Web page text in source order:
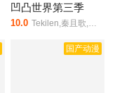
凹凸世界第三季
10.0 Tekilen,秦且歌,浮由,一口井,Dk,大白,季骜杰,冷泉夜月,张博恒
国产动漫